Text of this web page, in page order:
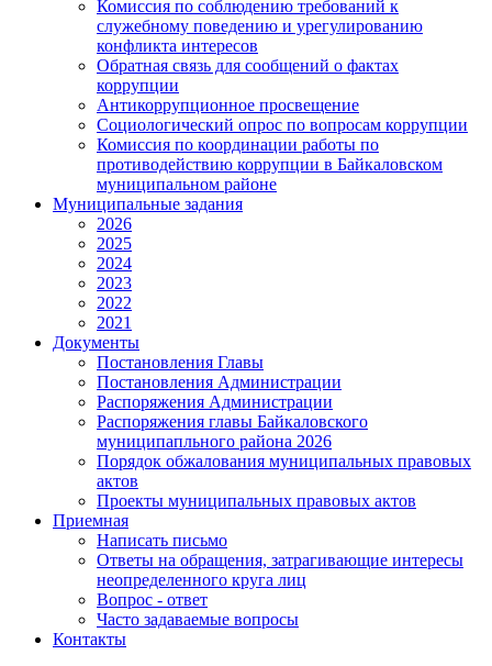
Комиссия по соблюдению требований к
служебному поведению и урегулированию
конфликта интересов
Обратная связь для сообщений о фактах
коррупции
Антикоррупционное просвещение
Социологический опрос по вопросам коррупции
Комиссия по координации работы по
противодействию коррупции в Байкаловском
муниципальном районе
Муниципальные задания
2026
2025
2024
2023
2022
2021
Документы
Постановления Главы
Постановления Администрации
Распоряжения Администрации
Распоряжения главы Байкаловского
муниципапльного района 2026
Порядок обжалования муниципальных правовых
актов
Проекты муниципальных правовых актов
Приемная
Написать письмо
Ответы на обращения, затрагивающие интересы
неопределенного круга лиц
Вопрос - ответ
Часто задаваемые вопросы
Контакты